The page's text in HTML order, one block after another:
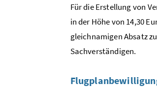
Für die Erstellung von
in der Höhe von 14,30
gleichnamigen Absatz
Sachverständigen.